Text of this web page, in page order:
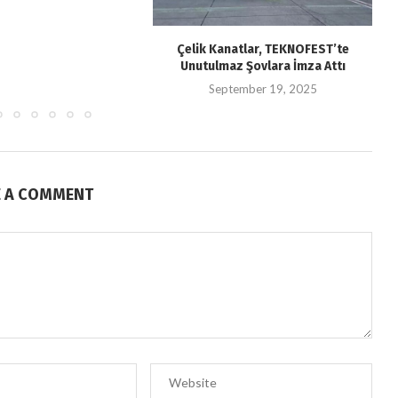
Çelik Kanatlar, TEKNOFEST’te
Unutulmaz Şovlara İmza Attı
September 19, 2025
A COMMENT